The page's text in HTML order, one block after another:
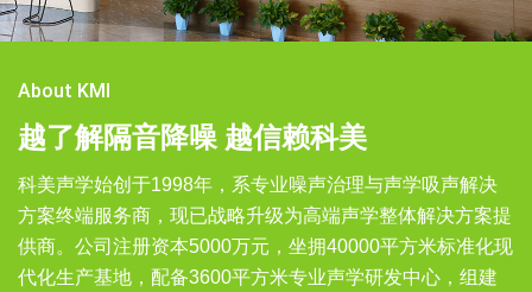
About KMI
越了解隔音降噪 越信赖科美
科美声学始创于1998年，系专业噪声治理与声学吸声解决
方案终端服务商，现已战略升级为高端声学整体解决方案提
供商。公司注册资本5000万元，坐拥40000平方米标准化现
代化生产基地，配备3600平方米专业声学研发中心，组建